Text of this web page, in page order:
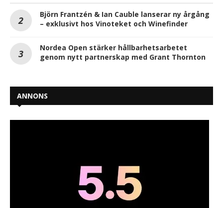
Björn Frantzén & Ian Cauble lanserar ny årgång
– exklusivt hos Vinoteket och Winefinder
Nordea Open stärker hållbarhetsarbetet
genom nytt partnerskap med Grant Thornton
ANNONS